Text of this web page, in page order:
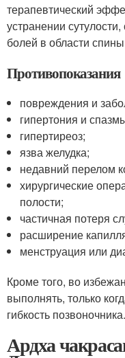
терапевтический
устранении
болей в области
Противопоказания
повреждения и
гипертония и
гипертиреоз;
язва желудка;
недавний перелом
хирургические
полости;
частичная потеря
расширение
менструация или
Кроме того, во
выполнять, только
гибкость позвоночника.
Ардха